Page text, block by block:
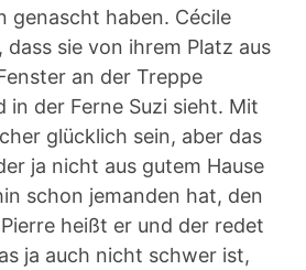
genascht haben. Cécile
sie von ihrem Platz aus
an der Treppe
in der Ferne Suzi sieht. Mit
glücklich sein, aber das
ja nicht aus gutem Hause
schon jemanden hat, den
heißt er und der redet
ja auch nicht schwer ist,